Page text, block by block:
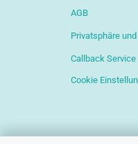
AGB
Privatsphäre
Callback Service
Cookie